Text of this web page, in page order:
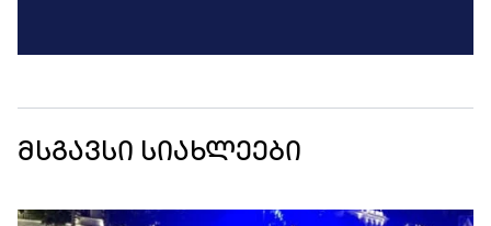
მსგავსი სიახლეები